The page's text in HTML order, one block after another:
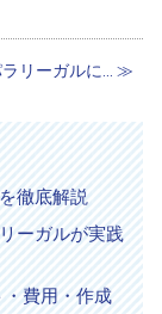
リーガルに... ≫
徹底解説
ーガルが実践
費用・作成